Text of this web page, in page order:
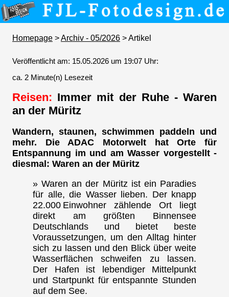
Homepage >Archiv - 05/2026 > Artikel
Veröffentlicht am: 15.05.2026 um 19:07 Uhr:
ca. 2 Minute(n) Lesezeit
Reisen: Immer mit der Ruhe - Waren
an der Müritz
Wandern, staunen, schwimmen paddeln und
mehr. Die ADAC Motorwelt hat Orte für
Entspannung im und am Wasser vorgestellt -
diesmal: Waren an der Müritz
» Waren an der Müritz ist ein Paradies
für alle, die Wasser lieben. Der knapp
22.000 Einwohner zählende Ort liegt
direkt am größten Binnensee
Deutschlands und bietet beste
Voraussetzungen, um den Alltag hinter
sich zu lassen und den Blick über weite
Wasserflächen schweifen zu lassen.
Der Hafen ist lebendiger Mittelpunkt
und Startpunkt für entspannte Stunden
auf dem See.